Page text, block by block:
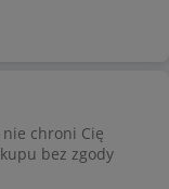
chroni Cię
bez zgody